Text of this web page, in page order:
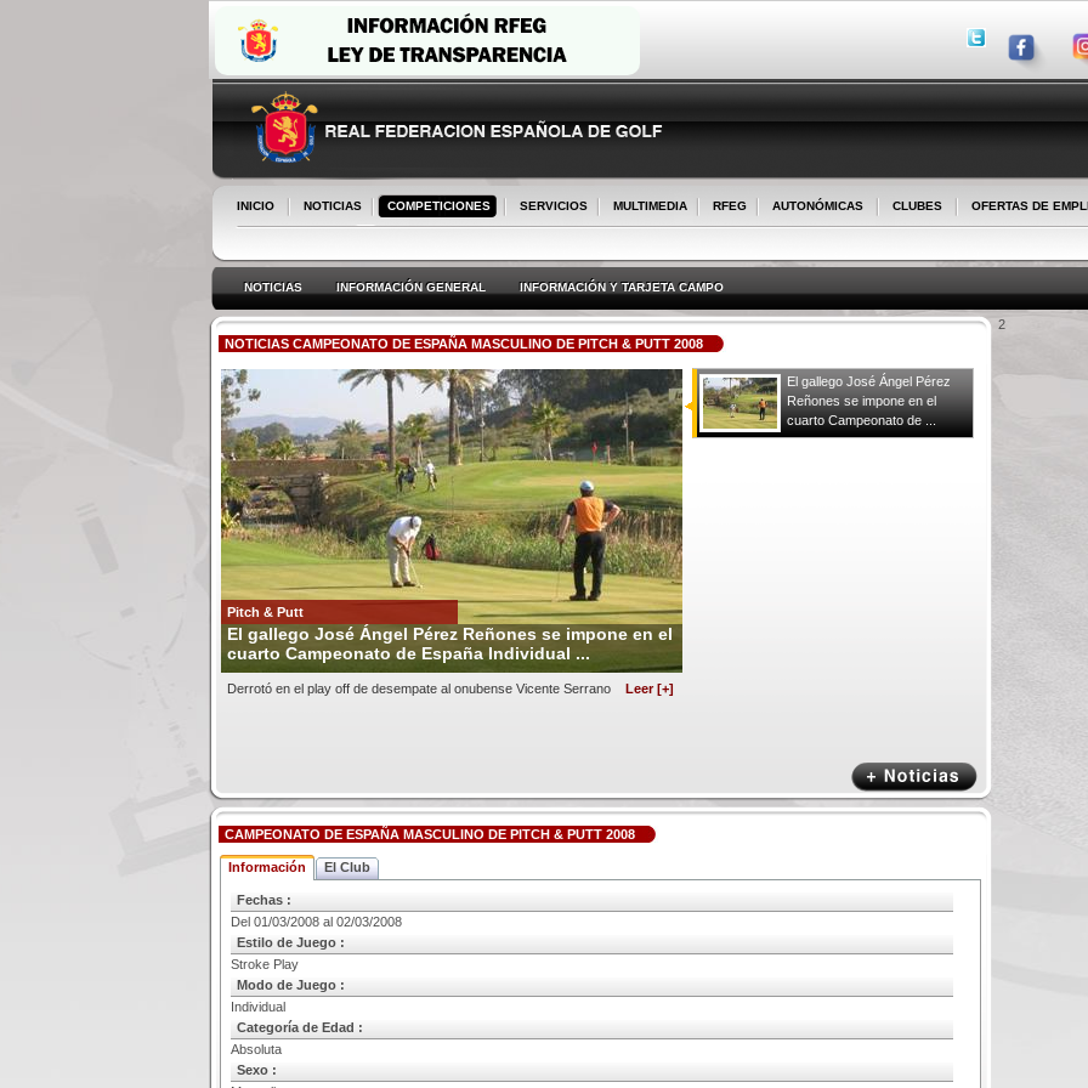
INICIO NOTICIAS COMPETICIONES SERVICIOS MULTIMEDIA RFEG AUTONÓMICAS CLUBES OFERTAS DE
NOTICIAS INFORMACIÓN GENERAL INFORMACIÓN Y TARJETA CAMPO
NOTICIAS CAMPEONATO DE ESPAÑA MASCULINO DE PITCH & PUTT 2008
El gallego José Ángel Pérez
Reñones se impone en el
cuarto Campeonato de ...
Pitch & Putt
El gallego José Ángel Pérez Reñones se impone en el
cuarto Campeonato de España Individual ...
Derrotó en el play off de desempate al onubense Vicente Serrano Leer [+]
CAMPEONATO DE ESPAÑA MASCULINO DE PITCH & PUTT 2008
Información El Club
Fechas :
Del 01/03/2008 al 02/03/2008
Estilo de Juego :
Stroke Play
Modo de Juego :
Individual
Categoría de Edad :
Absoluta
Sexo :
2